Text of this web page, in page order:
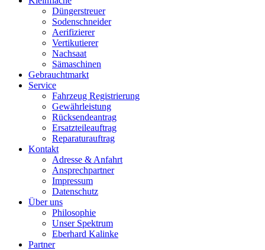
Düngerstreuer
Sodenschneider
Aerifizierer
Vertikutierer
Nachsaat
Sämaschinen
Gebrauchtmarkt
Service
Fahrzeug Registrierung
Gewährleistung
Rücksendeantrag
Ersatzteileauftrag
Reparaturauftrag
Kontakt
Adresse & Anfahrt
Ansprechpartner
Impressum
Datenschutz
Über uns
Philosophie
Unser Spektrum
Eberhard Kalinke
Partner